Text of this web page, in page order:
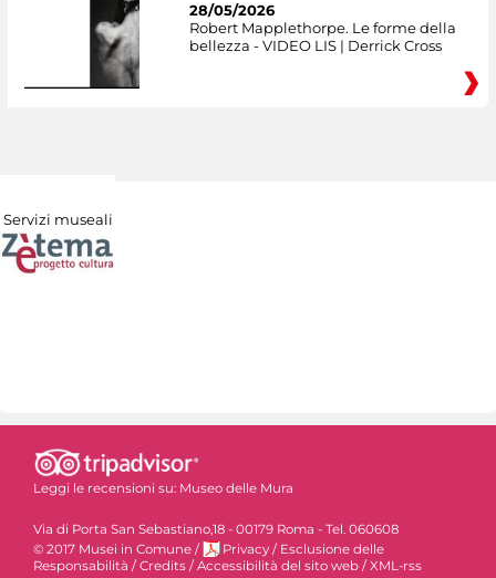
28/05/2026
Robert Mapplethorpe. Le forme della
bellezza - VIDEO LIS | Derrick Cross
Servizi museali
Leggi le recensioni su: Museo delle Mura
Via di Porta San Sebastiano,18 - 00179 Roma - Tel. 060608
© 2017 Musei in Comune / Privacy / Esclusione delle
Responsabilità / Credits / Accessibilità del sito web / XML-rss